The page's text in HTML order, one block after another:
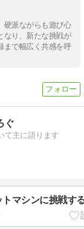
硬派ながらも遊び心
なり、新たな挑戦が
まで幅広く共感を呼
ぐ
て主に語ります
トマシンに挑戦す